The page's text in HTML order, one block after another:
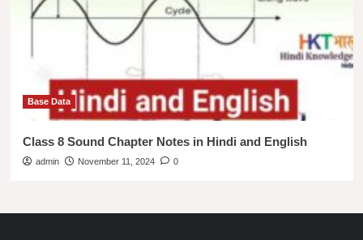
Base Data
Class 8 Sound Chapter Notes in Hindi and English
admin November 11, 2024 0